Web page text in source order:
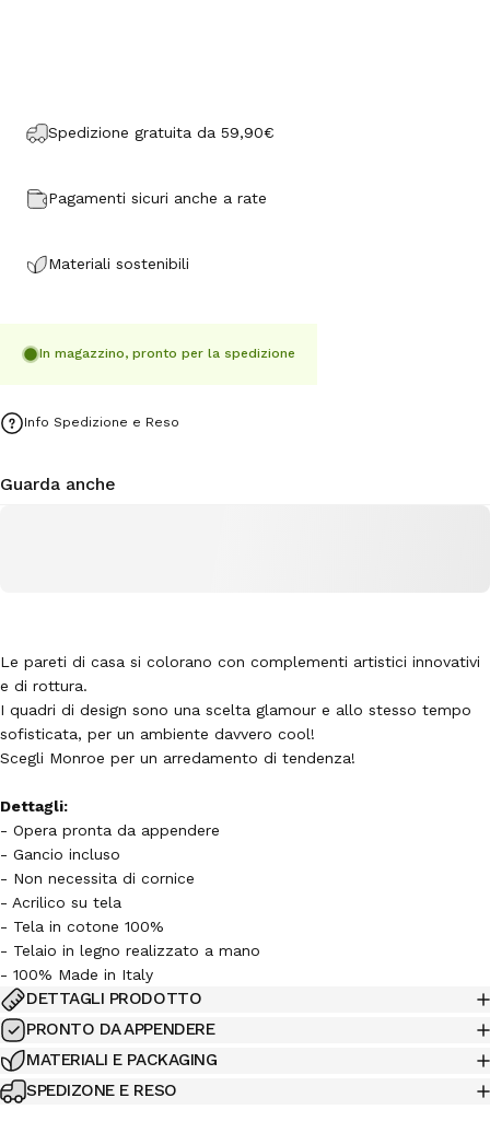
Spedizione gratuita da 59,90€
Pagamenti sicuri anche a rate
Materiali sostenibili
In magazzino, pronto per la spedizione
Info Spedizione e Reso
Guarda anche
Le pareti di casa si colorano con complementi artistici innovativi
e di rottura.
I quadri di design sono una scelta glamour e allo stesso tempo
sofisticata, per un ambiente davvero cool!
Scegli Monroe per un arredamento di tendenza!
Dettagli:
- Opera pronta da appendere
- Gancio incluso
- Non necessita di cornice
- Acrilico su tela
- Tela in cotone 100%
- Telaio in legno realizzato a mano
- 100% Made in Italy
DETTAGLI PRODOTTO
PRONTO DA APPENDERE
MATERIALI E PACKAGING
SPEDIZONE E RESO